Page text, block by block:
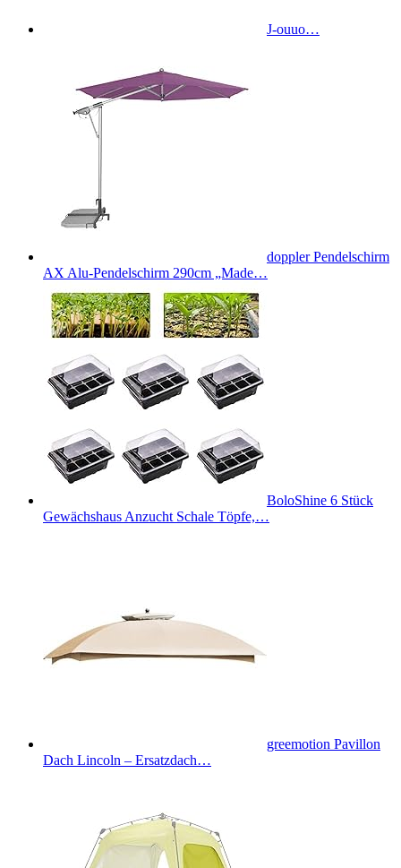
J-ouuo…
doppler Pendelschirm
AX Alu-Pendelschirm 290cm „Made…
BoloShine 6 Stück
Gewächshaus Anzucht Schale Töpfe,…
greemotion Pavillon
Dach Lincoln – Ersatzdach…